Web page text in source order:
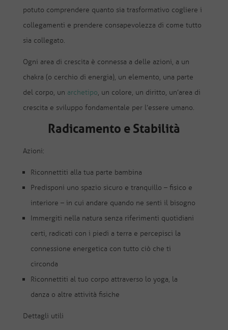
potuto comprendere quanto sia trasformativo cogliere i
collegamenti e prendere consapevolezza di come tutto
sia collegato.
Ogni area di crescita è connessa a delle azioni, a un
chakra (o cerchio di energia), un elemento, una parte
del corpo, un archetipo, un colore, un diritto, un’area di
crescita e sviluppo fondamentale per l’essere umano.
Radicamento e Stabilità
Azioni:
Riconnettiti alla tua parte bambina
Predisponi uno spazio sicuro e tranquillo – fisico e
interiore – in cui andare quando ne senti il bisogno
Immergiti nella natura senza riferimenti quotidiani
certi, radicati con i piedi a terra e percepisci la
connessione energetica con tutto ciò che ti
circonda
Riconnettiti al tuo corpo attraverso lo yoga, la
danza o altre attività fisiche
Dettagli utili